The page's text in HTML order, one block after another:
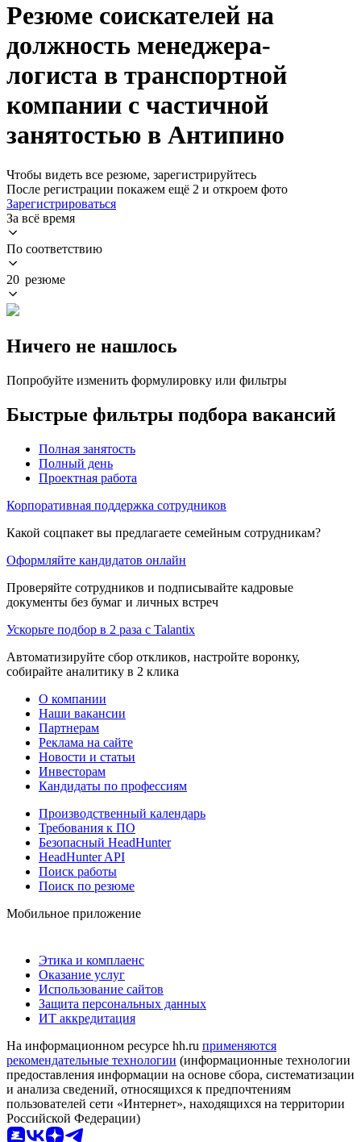
Резюме соискателей на
должность менеджера-
логиста в транспортной
компании с частичной
занятостью в Антипино
Чтобы видеть все резюме, зарегистрируйтесь
После регистрации покажем ещё 2 и откроем фото
Зарегистрироваться
За всё время
По соответствию
20 резюме
Ничего не нашлось
Попробуйте изменить формулировку или фильтры
Быстрые фильтры подбора вакансий
Полная занятость
Полный день
Проектная работа
Корпоративная поддержка сотрудников
Какой соцпакет вы предлагаете семейным сотрудникам?
Оформляйте кандидатов онлайн
Проверяйте сотрудников и подписывайте кадровые
документы без бумаг и личных встреч
Ускорьте подбор в 2 раза с Talantix
Автоматизируйте сбор откликов, настройте воронку,
собирайте аналитику в 2 клика
О компании
Наши вакансии
Партнерам
Реклама на сайте
Новости и статьи
Инвесторам
Кандидаты по профессиям
Производственный календарь
Требования к ПО
Безопасный HeadHunter
HeadHunter API
Поиск работы
Поиск по резюме
Мобильное приложение
Этика и комплаенс
Оказание услуг
Использование сайтов
Защита персональных данных
ИТ аккредитация
На информационном ресурсе hh.ru применяются
рекомендательные технологии (информационные технологии
предоставления информации на основе сбора, систематизации
и анализа сведений, относящихся к предпочтениям
пользователей сети «Интернет», находящихся на территории
Российской Федерации)